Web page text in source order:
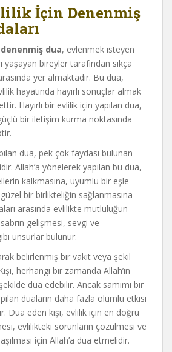
İçin Denenmiş
dua, evlenmek isteyen
yaşayan bireyler tarafından sıkça
yer almaktadır. Bu dua,
hayatında hayırlı sonuçlar almak
Hayırlı bir evlilik için yapılan dua,
bir iletişim kurma noktasında
dua, pek çok faydası bulunan
Allah’a yönelerek yapılan bu dua,
kalkmasına, uyumlu bir eşle
güzel bir birlikteliğin sağlanmasına
arasında evlilikte mutluluğun
gelişmesi, sevgi ve
unsurlar bulunur.
belirlenmiş bir vakit veya şekil
herhangi bir zamanda Allah’ın
dua edebilir. Ancak samimi bir
duaların daha fazla olumlu etkisi
Dua eden kişi, evlilik için en doğru
evlilikteki sorunların çözülmesi ve
için Allah’a dua etmelidir.